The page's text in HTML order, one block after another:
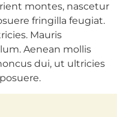
montes, nascetur
fringilla feugiat.
Mauris
Aenean mollis
dui, ut ultricies